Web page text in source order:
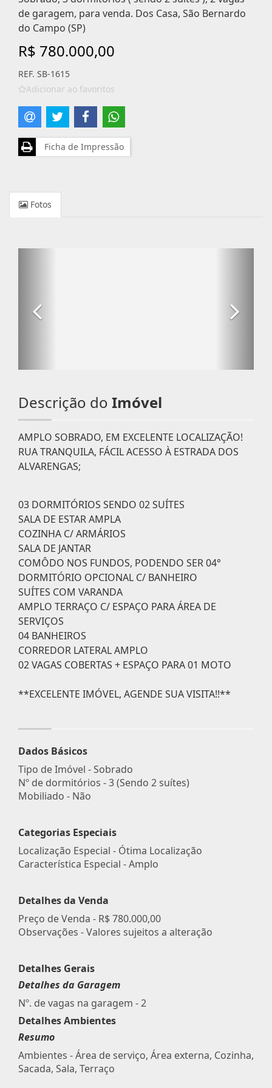
de garagem, para venda. Dos Casa, São Bernardo
do Campo (SP)
R$ 780.000,00
REF. SB-1615
Adicionar ao favoritos
Ficha de Impressão
Fotos
Descrição do Imóvel
AMPLO SOBRADO, EM EXCELENTE LOCALIZAÇÃO!
RUA TRANQUILA, FÁCIL ACESSO À ESTRADA DOS
ALVARENGAS;
03 DORMITÓRIOS SENDO 02 SUÍTES
SALA DE ESTAR AMPLA
COZINHA C/ ARMÁRIOS
SALA DE JANTAR
COMÔDO NOS FUNDOS, PODENDO SER 04°
DORMITÓRIO OPCIONAL C/ BANHEIRO
SUÍTES COM VARANDA
AMPLO TERRAÇO C/ ESPAÇO PARA ÁREA DE
SERVIÇOS
04 BANHEIROS
CORREDOR LATERAL AMPLO
02 VAGAS COBERTAS + ESPAÇO PARA 01 MOTO
**EXCELENTE IMÓVEL, AGENDE SUA VISITA!!**
Dados Básicos
Tipo de Imóvel - Sobrado
Nº de dormitórios - 3 (Sendo 2 suítes)
Mobiliado - Não
Categorias Especiais
Localização Especial - Ótima Localização
Característica Especial - Amplo
Detalhes da Venda
Preço de Venda - R$ 780.000,00
Observações - Valores sujeitos a alteração
Detalhes Gerais
Detalhes da Garagem
Nº. de vagas na garagem - 2
Detalhes Ambientes
Resumo
Ambientes - Área de serviço, Área externa, Cozinha,
Sacada, Sala, Terraço